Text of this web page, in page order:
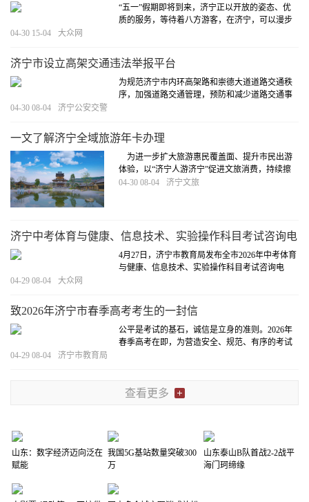
“五一”假期即将到来，济宁正以开放的姿态、优
质的服务，等待着八方游客，在济宁，可以漫步
在非遗体验中触摸传统温度，在市井烟火中感受
现代活力。[详细]
04-30 15-04 大众网
济宁市设立高架交通违法举报平台
为规范济宁市内环高架路和崇德大道道路交通秩
序，加强道路交通管理，预防和减少道路交通事
法行为处理程序规定》等法律文件规定，济宁市
公安局交通管理支队绕城高架大队设立交通
04-30 08-04 济宁公安交警
一文了解济宁全域旅游年卡办理
为进一步扩大旅游惠民覆盖面、提升市民出游
体验，以“济宁人游济宁”促进文旅消费，持续擦
亮“孔孟之乡、运河之都”品牌，全新推出“济宁全
04-30 08-04 济宁文旅
济宁中考体育与健康、信息技术、实验操作科目考试咨询电
话公布
4月27日，济宁市教育局发布全市2026年中考体育
与健康、信息技术、实验操作科目考试咨询电
04-29 08-04 大众网
致2026年济宁市春季高考考生的一封信
公平是考试的基石，诚信是立身的准则。2026年
春季高考在即，为营造安全、规范、有序的考试
04-29 08-04 济宁市教育局
查看更多
山东：数字经济迈向泛在
赋能
我国5G基站数量突破300
万
山东泰山B队首战2-2战平
海门珂缔缘